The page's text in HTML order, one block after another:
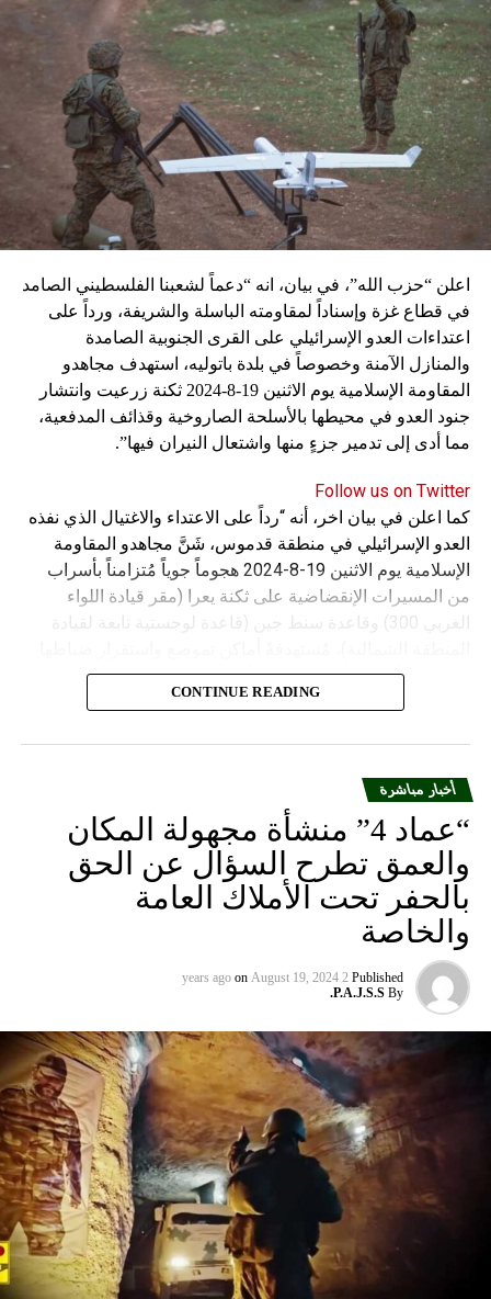
اعلن “حزب الله”، في بيان، انه “دعماً لشعبنا الفلسطيني الصامد
في قطاع غزة وإسناداً لمقاومته الباسلة ‌‏‌‏‌والشريفة، ورداً على
اعتداءات العدو الإسرائيلي على القرى الجنوبية الصامدة
والمنازل الآمنة وخصوصاً في بلدة باتوليه، استهدف مجاهدو
المقاومة الإسلامية يوم الاثنين 19-8-2024 ثكنة زرعيت وانتشار
جنود العدو في محيطها بالأسلحة الصاروخية وقذائف المدفعية،
مما أدى إلى تدمير جزءٍ منها واشتعال النيران فيها”.
Follow us on Twitter
كما اعلن في بيان اخر، أنه “رداً على الاعتداء والاغتيال الذي نفذه
العدو الإسرائيلي في منطقة قدموس، شَنَّ مجاهدو المقاومة
الإسلامية يوم الاثنين 19-8-2024 هجوماً جوياً مُتزامناً بأسراب
من المسيرات الإنقضاضية على ثكنة يعرا (مقر قيادة اللواء
الغربي 300) وقاعدة سنط جين (قاعدة لوجستية تابعة لقيادة
وجنودها وأصابت أهدافها بدقة وأوقعت فيهم عدداً من القتلى
CONTINUE READING
أخبار مباشرة
“عماد 4” منشأة مجهولة المكان
والعمق تطرح السؤال عن الحق
بالحفر تحت الأملاك العامة
والخاصة
Published
2 years ago
on August 19, 2024
By
P.A.J.S.S.